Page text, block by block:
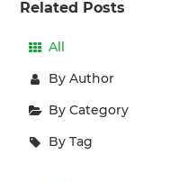
Related Posts
All
By Author
By Category
By Tag